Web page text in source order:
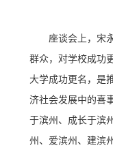
座谈会上，宋
群众，对学校成功
大学成功更名，是
济社会发展中的喜
于滨州、成长于滨
州、爱滨州、建滨